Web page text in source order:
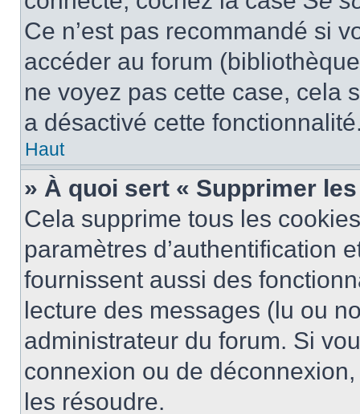
Ce n’est pas recommandé si
accéder au forum
ne voyez pas cette case, cela
a désactivé cette
Haut
» À quoi sert « Supprimer
Cela supprime tous les
paramètres d’authentification
fournissent aussi des
lecture des messages (lu ou
administrateur du forum. Si
connexion ou de
les résoudre.